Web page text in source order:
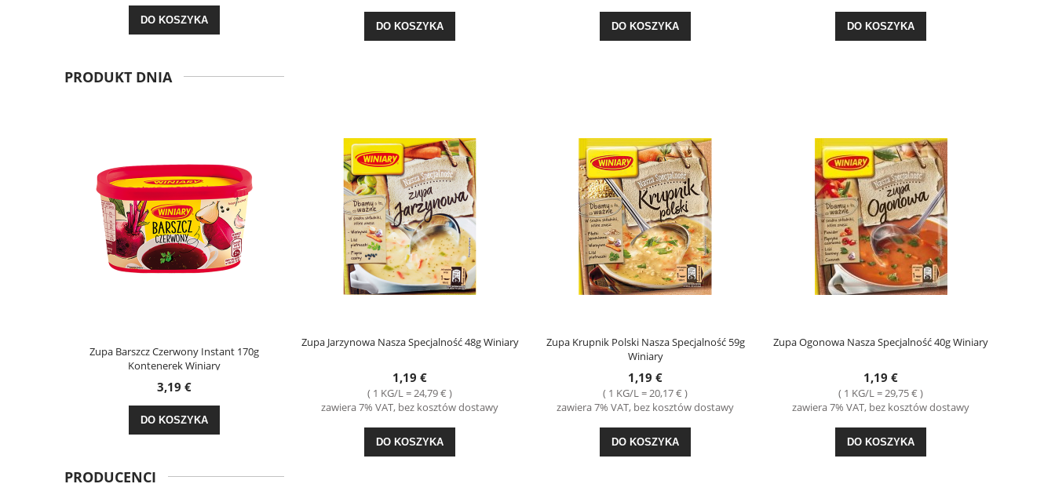
DO KOSZYKA DO KOSZYKA DO KOSZYKA DO KOSZYKA
PRODUKT DNIA
Zupa Barszcz Czerwony Instant 170g
Kontenerek Winiary
3,19 €
DO KOSZYKA
Kasza Gryczana 4*100g Kupiec
2,99 €
Sos Sałatkowy do Mizerii Koperkowy 9G
0,49 €
Kluski na Parze 300g Virtu
2,29 €
Kiełbasa Extra Sucha
PRODUCENCI
DO KOSZYKA DO KOSZYKA DO KOSZYKA
Zupa Jarzynowa Nasza Specjalność 48g Winiary
1,19 €
( 1 KG/L = 24,79 € )
zawiera 7% VAT, bez kosztów dostawy
DO KOSZYKA
Zupa Krupnik Polski Nasza Specjalność 59g
Winiary
1,19 €
( 1 KG/L = 20,17 € )
zawiera 7% VAT, bez kosztów dostawy
DO KOSZYKA
Zupa Ogonowa Nasza Specjalność 40g Winiary
1,19 €
( 1 KG/L = 29,75 € )
zawiera 7% VAT, bez kosztów dostawy
DO KOSZYKA